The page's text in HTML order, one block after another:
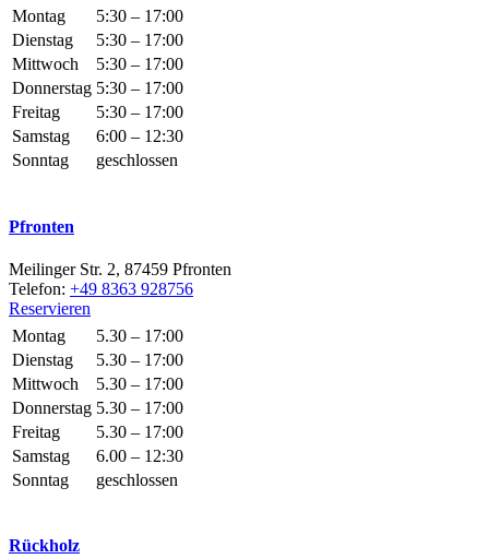
Montag
5:30 – 17:00
Dienstag
5:30 – 17:00
Mittwoch
5:30 – 17:00
Donnerstag 5:30 – 17:00
Freitag
5:30 – 17:00
Samstag
6:00 – 12:30
Sonntag
geschlossen
Pfronten
Meilinger Str. 2, 87459 Pfronten
Telefon: +49 8363 928756
Reservieren
Montag
5.30 – 17:00
Dienstag
5.30 – 17:00
Mittwoch
5.30 – 17:00
Donnerstag 5.30 – 17:00
Freitag
5.30 – 17:00
Samstag
6.00 – 12:30
Sonntag
geschlossen
Rückholz